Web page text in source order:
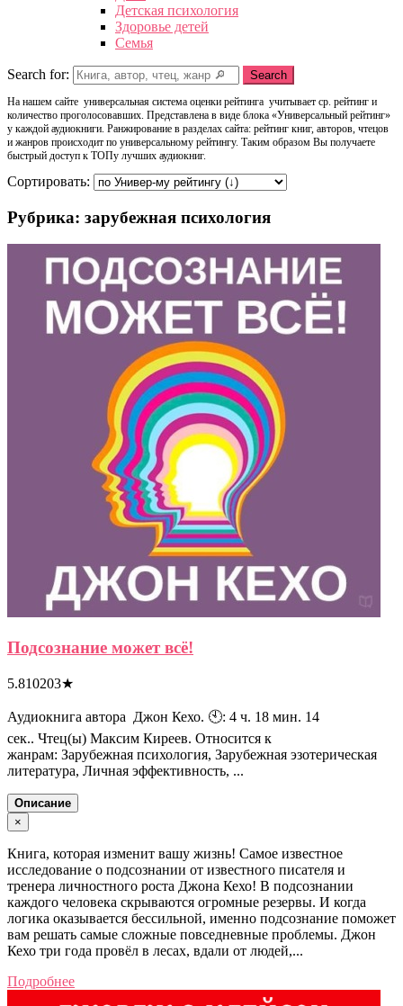
Детская психология
Здоровье детей
Семья
Search for: Search
На нашем сайте универсальная система оценки рейтинга учитывает ср. рейтинг и
количество проголосовавших. Представлена в виде блока «Универсальный рейтинг»
у каждой аудиокниги. Ранжирование в разделах сайта: рейтинг книг, авторов, чтецов
и жанров происходит по универсальному рейтингу. Таким образом Вы получаете
быстрый доступ к ТОПу лучших аудиокниг.
Сортировать:
Рубрика: зарубежная психология
Подсознание может всё!
5.810203★
Аудиокнига автора Джон Кехо. 🕙: 4 ч. 18 мин. 14
сек.. Чтец(ы) Максим Киреев. Относится к
жанрам: Зарубежная психология, Зарубежная эзотерическая
литература, Личная эффективность, ...
Описание
×
Книга, которая изменит вашу жизнь! Самое известное
исследование о подсознании от известного писателя и
тренера личностного роста Джона Кехо! В подсознании
каждого человека скрываются огромные резервы. И когда
логика оказывается бессильной, именно подсознание поможет
вам решать самые сложные повседневные проблемы. Джон
Кехо три года провёл в лесах, вдали от людей,...
Подробнее